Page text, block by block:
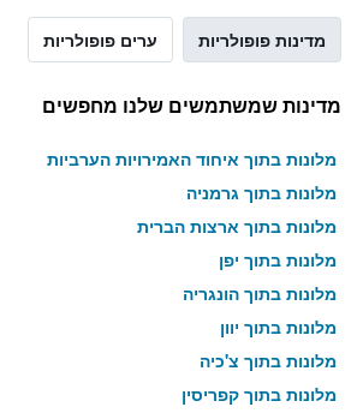
מדינות פופולריות ערים פופולריות
מדינות שמשתמשים שלנו מחפשים
מלונות בתוך איחוד האמירויות הערביות
מלונות בתוך גרמניה
מלונות בתוך ארצות הברית
מלונות בתוך יפן
מלונות בתוך הונגריה
מלונות בתוך יוון
מלונות בתוך צ'כיה
מלונות בתוך קפריסין